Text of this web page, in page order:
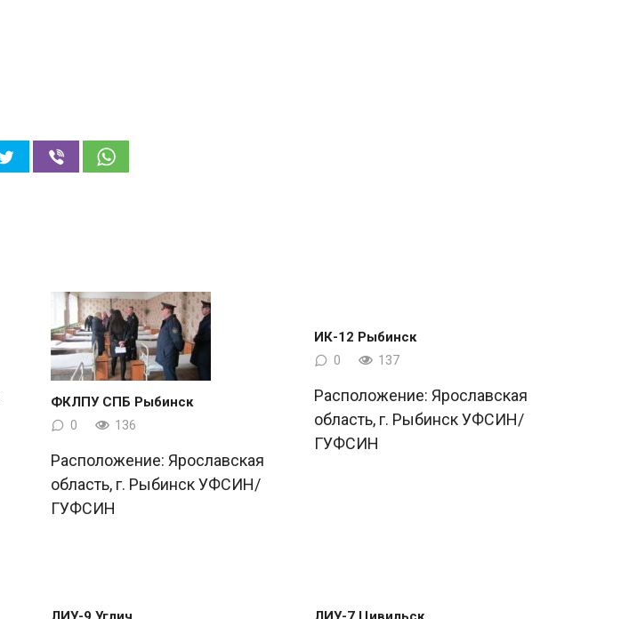
ФКЛПУ СПБ Рыбинск
0 136
Расположение: Ярославская
область, г. Рыбинск УФСИН/
ГУФСИН
ИК-12 Рыбинск
0 137
Расположение: Ярославская
область, г. Рыбинск УФСИН/
ГУФСИН